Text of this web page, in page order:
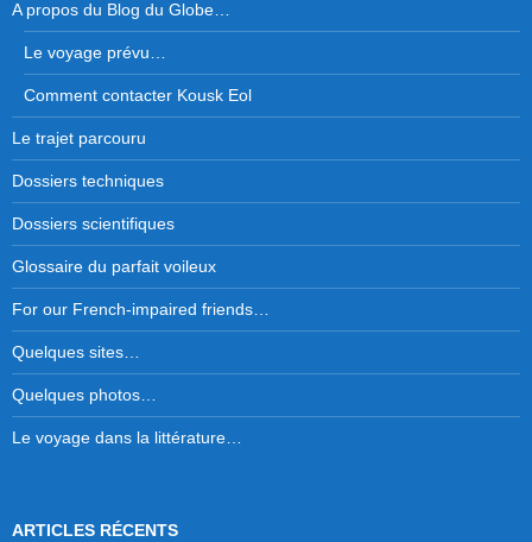
A propos du Blog du Globe…
Le voyage prévu…
Comment contacter Kousk Eol
Le trajet parcouru
Dossiers techniques
Dossiers scientifiques
Glossaire du parfait voileux
For our French-impaired friends…
Quelques sites…
Quelques photos…
Le voyage dans la littérature…
ARTICLES RÉCENTS